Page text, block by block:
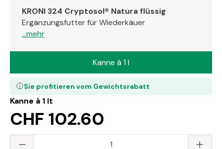
KRONI 324 Cryptosol® Natura flüssig
Ergänzungsfutter für Wiederkäuer
...mehr
Kanne à 1 lt
CHF 102.60
Sie profitieren vom Gewichtsrabatt
Kanne à 1 l
Produkt Anzahl: Gib den gewünschten